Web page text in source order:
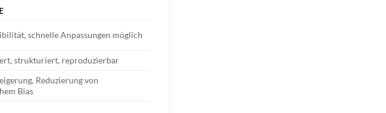
schnelle Anpassungen möglich
strukturiert, reproduzierbar
Reduzierung von
Bias